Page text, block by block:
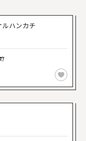
ハンカチ
)